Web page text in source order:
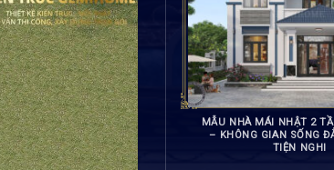
MẪU NHÀ MÁI NHẬT 2
– KHÔNG GIAN SỐNG
TIỆN NGHI